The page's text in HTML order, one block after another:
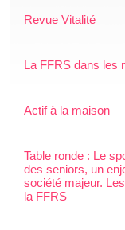
Revue Vitalité
La FFRS dans les
Actif à la maison
Table ronde : Le
des seniors, un
société majeur.
la FFRS